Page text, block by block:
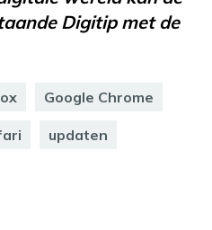
Digitip met de
Google Chrome
updaten